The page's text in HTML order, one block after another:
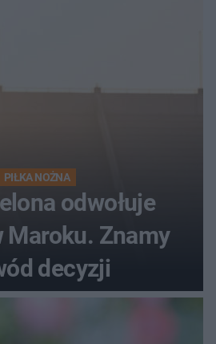
PIŁKA NOŻNA
odwołuje
Maroku. Znamy
decyzji